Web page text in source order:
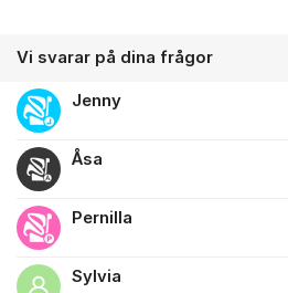
Vi svarar på dina frågor
Jenny
Åsa
Pernilla
Sylvia